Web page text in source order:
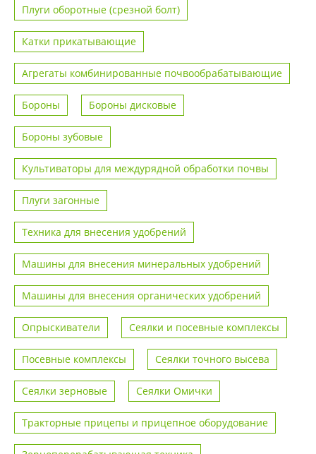
Плуги оборотные (срезной болт)
Катки прикатывающие
Агрегаты комбинированные почвообрабатывающие
Бороны Бороны дисковые
Бороны зубовые
Культиваторы для междурядной обработки почвы
Плуги загонные
Техника для внесения удобрений
Машины для внесения минеральных удобрений
Машины для внесения органических удобрений
Опрыскиватели Сеялки и посевные комплексы
Посевные комплексы Сеялки точного высева
Сеялки зерновые Сеялки Омички
Тракторные прицепы и прицепное оборудование